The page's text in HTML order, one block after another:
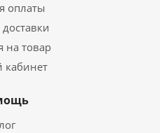
оплаты
на товар